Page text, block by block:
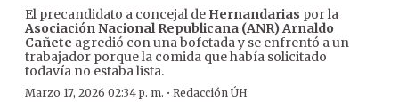
El precandidato a concejal de Hernandarias por la
Asociación Nacional Republicana (ANR)Arnaldo
Cañete agredió con una bofetada y se enfrentó a un
trabajador porque la comida que había solicitado
todavía no estaba lista.
Marzo 17, 2026 02:34 p. m. · Redacción ÚH